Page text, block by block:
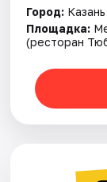
Рейтинги
Город: Казань
Площадка:
(ресторан